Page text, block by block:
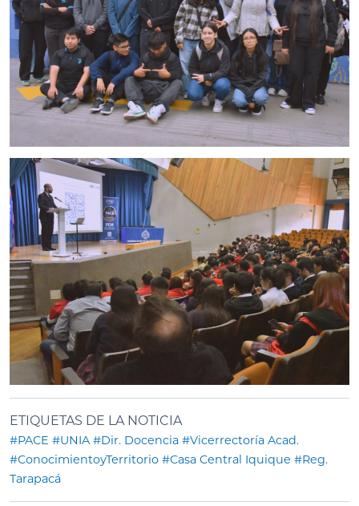
ETIQUETAS DE LA NOTICIA
#PACE #UNIA #Dir. Docencia #Vicerrectoría Acad.
#ConocimientoyTerritorio #Casa Central Iquique #Reg.
Tarapacá